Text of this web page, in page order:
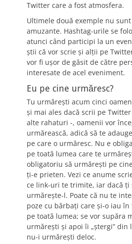
Twitter care a fost atmosfera.
Ultimele două exemple nu sunt
amuzante. Hashtag-urile se
atunci când participi la un
ştii că vor scrie şi alţii pe
vor fi uşor de găsit de către
interesate de acel eveniment.
Eu pe cine urmăresc?
Tu urmăreşti acum cinci
şi mai ales dacă scrii pe
alte rahaturi -, oamenii vor
urmărească, adică să te
pe care o urmăresc. Nu e
pe toată lumea care te
obligatoriu să urmăreşti pe
ţi-e prieten. Vezi ce anume
ce link-uri te trimite, iar dacă ţi
urmăreşte-l. Poate că nu te
poze cu bărbaţi care şi-o iau
pe toată lumea; se vor supăra
urmăreşti şi apoi îi „ştergi” din
nu-i urmăreşti deloc.